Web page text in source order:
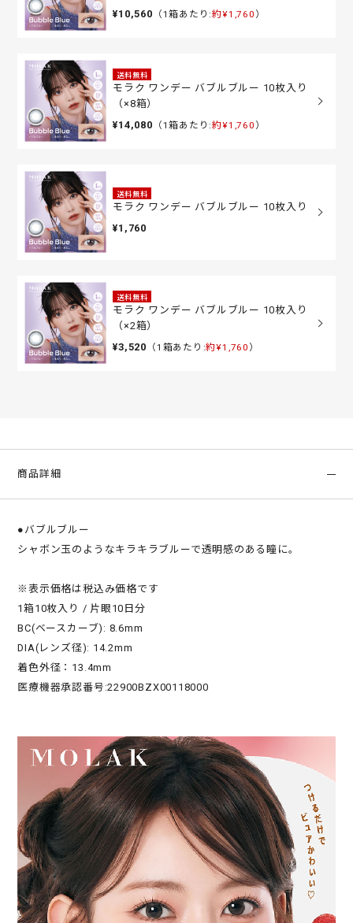
¥10,560 （1箱あたり:約¥1,760 ）
送料無料
モラク ワンデー バブルブルー 10枚入り
（×8箱）
¥14,080 （1箱あたり:約¥1,760 ）
送料無料
モラク ワンデー バブルブルー 10枚入り
¥1,760
送料無料
モラク ワンデー バブルブルー 10枚入り
（×2箱）
¥3,520 （1箱あたり:約¥1,760 ）
商品詳細
●バブルブルー
シャボン玉のようなキラキラブルーで透明感のある瞳に。
※表示価格は税込み価格です
1箱10枚入り / 片眼10日分
BC(ベースカーブ): 8.6mm
DIA(レンズ径): 14.2mm
着色外径：13.4mm
医療機器承認番号:22900BZX00118000